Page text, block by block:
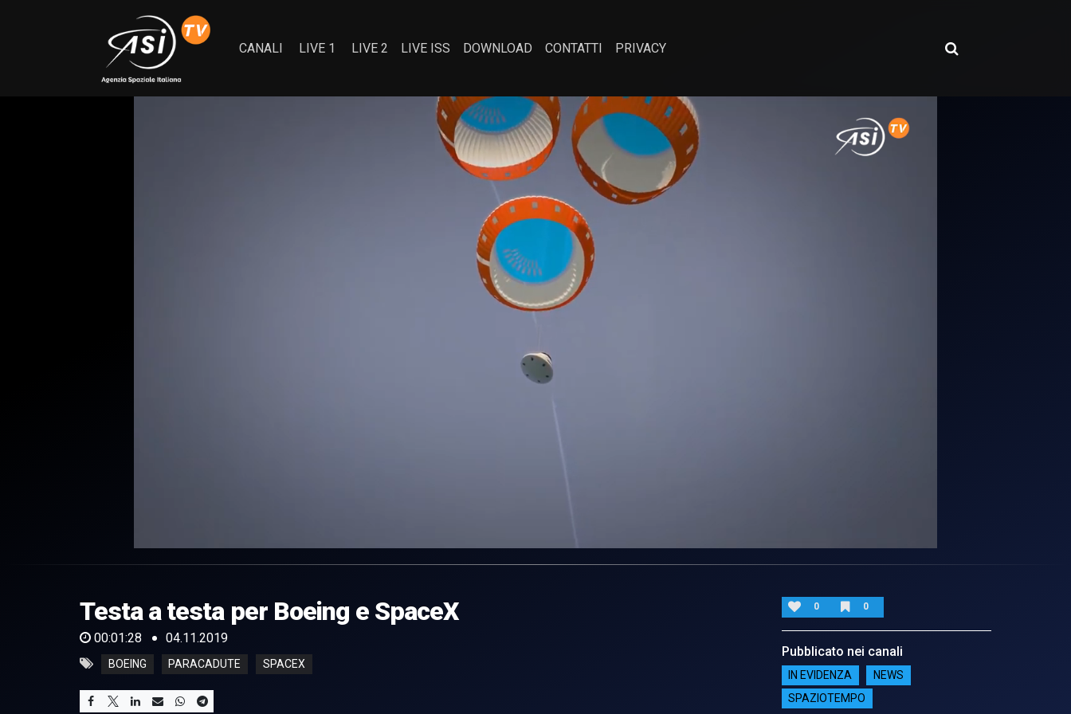
CANALI LIVE 1 LIVE 2 LIVE ISS DOWNLOAD CONTATTI PRIVACY
of
28
secondsVolume
0%
Testa a testa per Boeing e SpaceX
00:01:28 04.11.2019
BOEING PARACADUTE SPACEX
0 0
Pubblicato nei canali
IN EVIDENZA
NEWS
SPAZIOTEMPO